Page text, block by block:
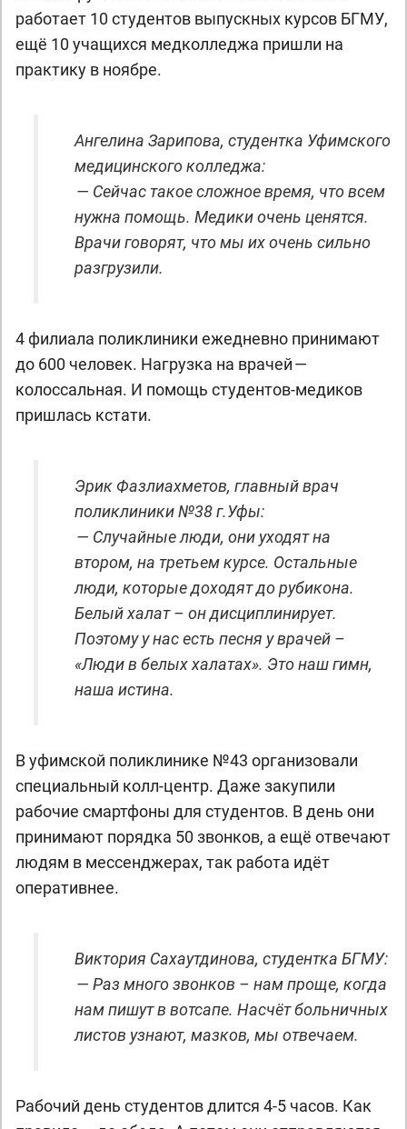
работает 10 студентов выпускных курсов БГМУ,
ещё 10 учащихся медколледжа пришли на
практику в ноябре.
Ангелина Зарипова, студентка Уфимского
медицинского колледжа:
— Сейчас такое сложное время, что всем
нужна помощь. Медики очень ценятся.
Врачи говорят, что мы их очень сильно
разгрузили.
4 филиала поликлиники ежедневно принимают
до 600 человек. Нагрузка на врачей —
колоссальная. И помощь студентов-медиков
пришлась кстати.
Эрик Фазлиахметов, главный врач
поликлиники №38 г.Уфы:
— Случайные люди, они уходят на
втором, на третьем курсе. Остальные
люди, которые доходят до рубикона.
Белый халат – он дисциплинирует.
Поэтому у нас есть песня у врачей –
«Люди в белых халатах». Это наш гимн,
наша истина.
В уфимской поликлинике №43 организовали
специальный колл-центр. Даже закупили
рабочие смартфоны для студентов. В день они
принимают порядка 50 звонков, а ещё отвечают
людям в мессенджерах, так работа идёт
оперативнее.
Виктория Сахаутдинова, студентка БГМУ:
— Раз много звонков – нам проще, когда
нам пишут в вотсапе. Насчёт больничных
листов узнают, мазков, мы отвечаем.
Рабочий день студентов длится 4-5 часов. Как